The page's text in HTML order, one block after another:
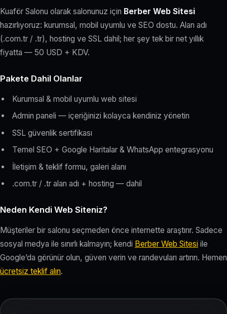
Kuaför Salonu olarak salonunuz için Berber Web Sitesi
hazırlıyoruz: kurumsal, mobil uyumlu ve SEO dostu. Alan adı
(.com.tr / .tr), hosting ve SSL dahil; her şey tek bir net yıllık
fiyatta — 50 USD + KDV.
Pakete Dahil Olanlar
Kurumsal & mobil uyumlu web sitesi
Admin paneli — içeriğinizi kolayca kendiniz yönetin
SSL güvenlik sertifikası
Temel SEO + Google Haritalar & WhatsApp entegrasyonu
İletişim & teklif formu, galeri alanı
.com.tr / .tr alan adı + hosting — dahil
Neden Kendi Web Siteniz?
Müşteriler bir salonu seçmeden önce internette araştırır. Sadece
sosyal medya ile sınırlı kalmayın; kendi Berber Web Sitesi ile
Google’da görünür olun, güven verin ve randevuları artırın. Hemen
ücretsiz teklif alın.